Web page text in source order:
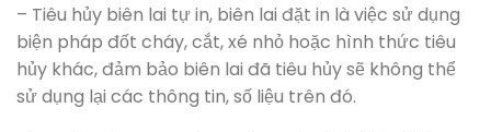
– Tiêu hủy biên lai tự in, biên lai đặt in là việc sử dụng
biện pháp đốt cháy, cắt, xé nhỏ hoặc hình thức tiêu
hủy khác, đảm bảo biên lai đã tiêu hủy sẽ không thể
sử dụng lại các thông tin, số liệu trên đó.